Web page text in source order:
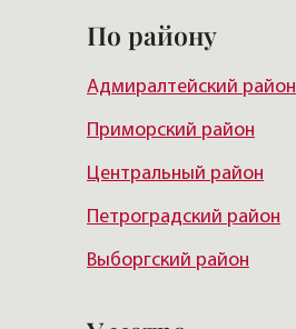
По району
Адмиралтейский район
Приморский район
Центральный район
Петроградский район
Выборгский район